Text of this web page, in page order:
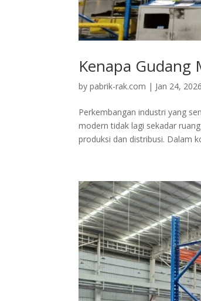
Kenapa Gudang
bypabrik-rak.com | Jan 24, 2026
Perkembangan industri yang
modern tidak lagi sekadar
produksi dan distribusi. Dalam